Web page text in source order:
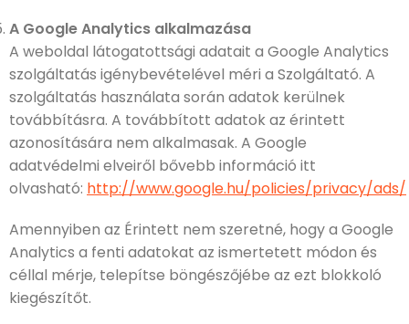
A Google Analytics alkalmazása
A weboldal látogatottsági adatait a Google Analytics
szolgáltatás igénybevételével méri a Szolgáltató. A
szolgáltatás használata során adatok kerülnek
továbbításra. A továbbított adatok az érintett
azonosítására nem alkalmasak. A Google
adatvédelmi elveiről bővebb információ itt
olvasható: http://www.google.hu/policies/privacy/ads/
Amennyiben az Érintett nem szeretné, hogy a Google
Analytics a fenti adatokat az ismertetett módon és
céllal mérje, telepítse böngészőjébe az ezt blokkoló
kiegészítőt.